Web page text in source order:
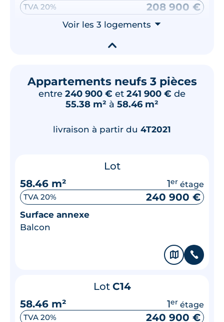
TVA 20% 208 900 €
Surface annexeVoir les 3 logements ⮟
▾
Appartements neufs 3 pièces
entre 240 900 € et 241 900 € de
55.38 m² à 58.46 m²
livraison à partir du 4T2021
Lot
58.46 m²
1er étage
TVA 20% 240 900 €
Surface annexe
Balcon
🗞 📞
Lot C14
58.46 m²
1er étage
TVA 20% 240 900 €